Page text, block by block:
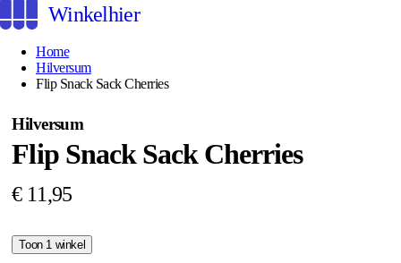
Winkelhier
Home
Hilversum
Flip Snack Sack Cherries
Hilversum
Flip Snack Sack Cherries
€ 11,95
Toon 1 winkel